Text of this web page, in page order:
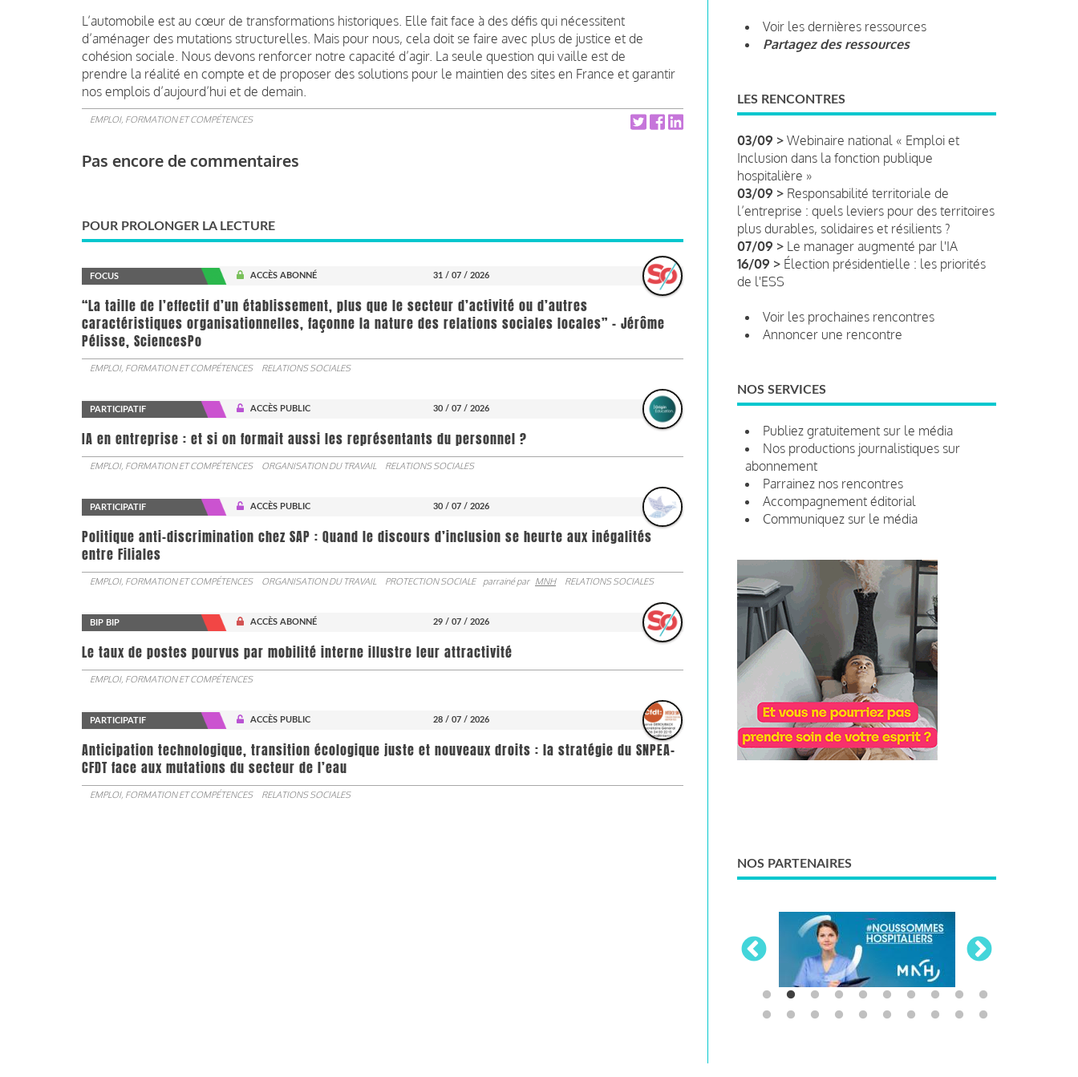
L’automobile est au cœur de transformations historiques. Elle fait face à des défis qui nécessitent
d’aménager des mutations structurelles. Mais pour nous, cela doit se faire avec plus de justice et de
cohésion sociale. Nous devons renforcer notre capacité d’agir. La seule question qui vaille est de
prendre la réalité en compte et de proposer des solutions pour le maintien des sites en France et garantir
nos emplois d’aujourd’hui et de demain.
EMPLOI, FORMATION ET COMPÉTENCES
Pas encore de commentaires
POUR PROLONGER LA LECTURE
FOCUS ACCÈS ABONNÉ 31 / 07 / 2026
“La taille de l’effectif d’un établissement, plus que le secteur d’activité ou d’autres
caractéristiques organisationnelles, façonne la nature des relations sociales locales” - Jérôme
Pélisse, SciencesPo
EMPLOI, FORMATION ET COMPÉTENCES RELATIONS SOCIALES
PARTICIPATIF ACCÈS PUBLIC 30 / 07 / 2026
IA en entreprise : et si on formait aussi les représentants du personnel ?
EMPLOI, FORMATION ET COMPÉTENCES ORGANISATION DU TRAVAIL RELATIONS SOCIALES
PARTICIPATIF ACCÈS PUBLIC 30 / 07 / 2026
Politique anti-discrimination chez SAP : Quand le discours d’inclusion se heurte aux inégalités
entre Filiales
EMPLOI, FORMATION ET COMPÉTENCES ORGANISATION DU TRAVAIL PROTECTION SOCIALE parrainé par MNH RELATIONS SOCIALES
BIP BIP ACCÈS ABONNÉ 29 / 07 / 2026
Le taux de postes pourvus par mobilité interne illustre leur attractivité
EMPLOI, FORMATION ET COMPÉTENCES
PARTICIPATIF ACCÈS PUBLIC 28 / 07 / 2026
Anticipation technologique, transition écologique juste et nouveaux droits : la stratégie du SNPEA-
CFDT face aux mutations du secteur de l’eau
EMPLOI, FORMATION ET COMPÉTENCES RELATIONS SOCIALES
Voir les dernières ressources
Partagez des ressources
LES RENCONTRES
03/09 > Webinaire national « Emploi et
Inclusion dans la fonction publique
hospitalière »
03/09 > Responsabilité territoriale de
l’entreprise : quels leviers pour des territoires
plus durables, solidaires et résilients ?
07/09 > Le manager augmenté par l'IA
16/09 > Élection présidentielle : les priorités
de l'ESS
Voir les prochaines rencontres
Annoncer une rencontre
NOS SERVICES
Publiez gratuitement sur le média
Nos productions journalistiques sur
abonnement
Parrainez nos rencontres
Accompagnement éditorial
Communiquez sur le média
NOS PARTENAIRES